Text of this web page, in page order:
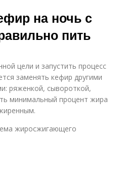
на ночь с
пить
цели и запустить процесс
заменять кефир другими
ряженкой, сывороткой,
минимальный процент жира
жиросжигающего